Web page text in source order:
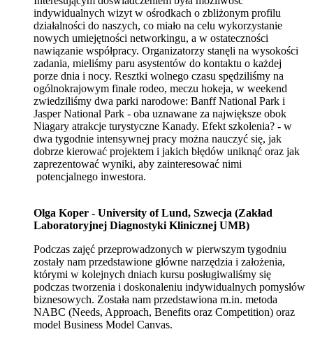
indywidualnych wizyt w ośrodkach o zbliżonym profilu
działalności do naszych, co miało na celu wykorzystanie
nowych umiejętności networkingu, a w ostateczności
nawiązanie współpracy. Organizatorzy stanęli na wysokości
zadania, mieliśmy paru asystentów do kontaktu o każdej
porze dnia i nocy. Resztki wolnego czasu spędziliśmy na
ogólnokrajowym finale rodeo, meczu hokeja, w weekend
zwiedziliśmy dwa parki narodowe: Banff National Park i
Jasper National Park - oba uznawane za największe obok
Niagary atrakcje turystyczne Kanady. Efekt szkolenia? - w
dwa tygodnie intensywnej pracy można nauczyć się, jak
dobrze kierować projektem i jakich błędów uniknąć oraz jak
zaprezentować wyniki, aby zainteresować nimi
potencjalnego inwestora.
Olga Koper - University of Lund, Szwecja (Zakład
Laboratoryjnej Diagnostyki Klinicznej UMB)
Podczas zajęć przeprowadzonych w pierwszym tygodniu
zostały nam przedstawione główne narzędzia i założenia,
którymi w kolejnych dniach kursu posługiwaliśmy się
podczas tworzenia i doskonaleniu indywidualnych pomysłów
biznesowych. Została nam przedstawiona m.in. metoda
NABC (Needs, Approach, Benefits oraz Competition) oraz
model Business Model Canvas.